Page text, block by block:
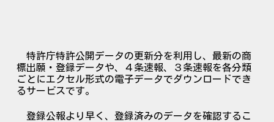
特許庁特許公開データの更新分を利用し、最新の商
標出願・登録データや、４条速報、３条速報を各分類
ごとにエクセル形式の電子データでダウンロードでき
るサービスです。
登録公報より早く、登録済みのデータを確認するこ